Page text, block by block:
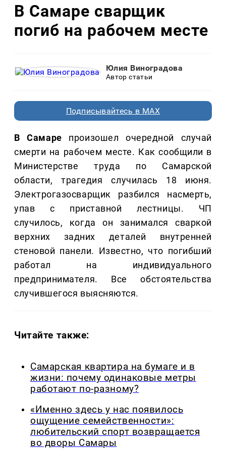
В Самаре сварщик
погиб на рабочем месте
Юлия Виноградова
Автор статьи
Подписывайтесь в MAX
В Самаре произошел очередной случай
смерти на рабочем месте. Как сообщили в
Министерстве труда по Самарской
области, трагедия случилась 18 июня.
Электрогазосварщик разбился насмерть,
упав с приставной лестницы. ЧП
случилось, когда он занимался сваркой
верхних задних деталей внутренней
стеновой панели. Известно, что погибший
работал на индивидуального
предпринимателя. Все обстоятельства
случившегося выясняются.
Читайте также:
Самарская квартира на бумаге и в
жизни: почему одинаковые метры
работают по-разному?
«Именно здесь у нас появилось
ощущение семейственности»:
любительский спорт возвращается
во дворы Самары